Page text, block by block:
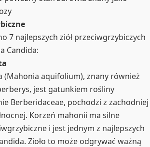
7 najlepszych ziół przeciwgrzybiczych
Candida:
(Mahonia aquifolium), znany również
jest gatunkiem rośliny
Berberidaceae, pochodzi z zachodniej
Korzeń mahonii ma silne
i jest jednym z najlepszych
Zioło to może odgrywać ważną